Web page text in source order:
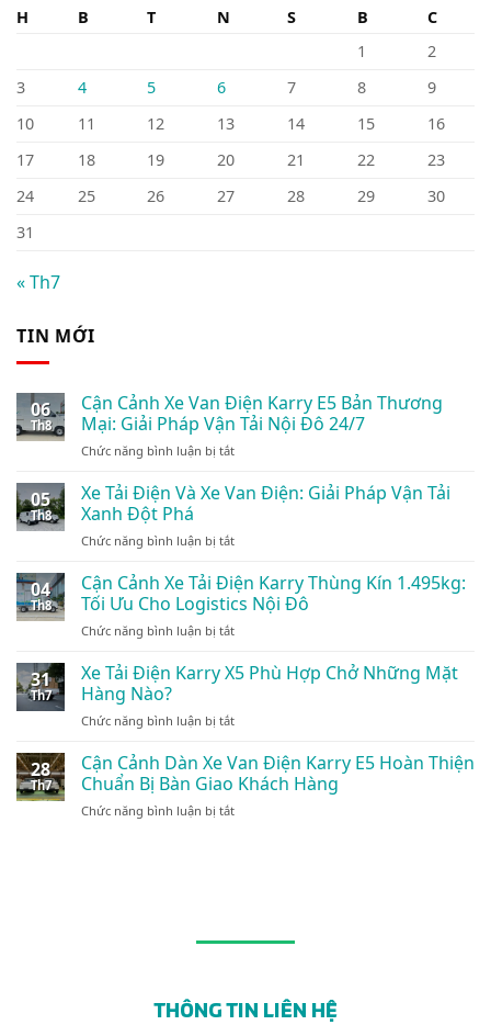
H B T N S B
C
1
2
3
4 5 6 7 8
9
10
11 12 13 14 15
16
17
18 19 20 21 22
23
24
25 26 27 28 29
30
31
« Th7
TIN MỚI
06
Th8
Cận Cảnh Xe Van Điện Karry E5 Bản Thương
Mại: Giải Pháp Vận Tải Nội Đô 24/7
Chức năng bình luận bị tắtở
Cảnh
Điện
E5
Bản
Thương
Mại:
Pháp
Nội
24/7
05
Th8
Xe Tải Điện Và Xe Van Điện: Giải Pháp Vận Tải
Xanh Đột Phá
Chức năng bình luận bị tắtở
Tải
Điện
Và
Xe
Điện:
Vận
Xanh
Đột
04
Th8
Cận Cảnh Xe Tải Điện Karry Thùng Kín 1.495kg:
Tối Ưu Cho Logistics Nội Đô
Chức năng bình luận bị tắtở
Cảnh
Điện
Thùng
Kín
Tối
31
Th7
Xe Tải Điện Karry X5 Phù Hợp Chở Những Mặt
Hàng Nào?
Chức năng bình luận bị tắtở
Tải
Điện
Karry
X5
Nào?
28
Th7
Cận Cảnh Dàn Xe Van Điện Karry E5 Hoàn Thiện
Chuẩn Bị Bàn Giao Khách Hàng
Chức năng bình luận bị tắtở
Karry
Chuẩn
THÔNG TIN LIÊN HỆ